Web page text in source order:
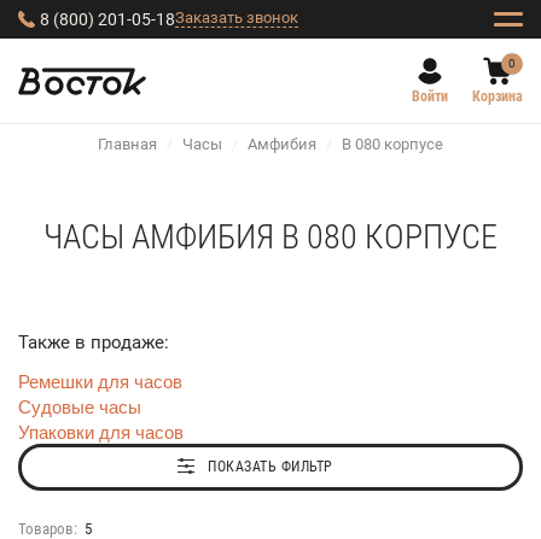
8 (800) 201-05-18Заказать звонок
Войти
0
Корзина
Главная / Часы / Амфибия / В 080 корпусе
ЧАСЫ АМФИБИЯ В 080 КОРПУСЕ
Также в продаже:
Ремешки для часов
Судовые часы
Упаковки для часов
ПОКАЗАТЬ ФИЛЬТР
Товаров: 5